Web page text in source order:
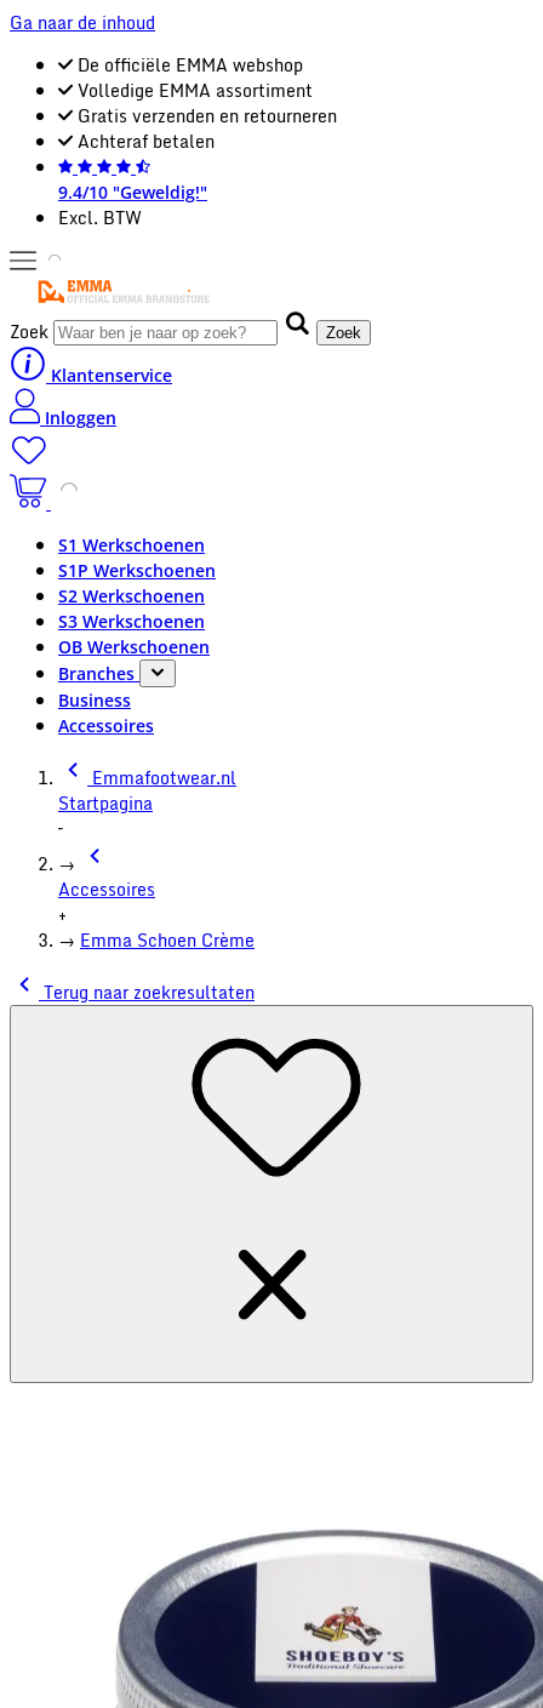
Ga naar de inhoud
De officiële EMMA webshop
Volledige EMMA assortiment
Gratis verzenden en retourneren
Achteraf betalen
9.4/10 "Geweldig!"
Excl. BTW
Zoek Zoek
Klantenservice
Inloggen
S1 Werkschoenen
S1P Werkschoenen
S2 Werkschoenen
S3 Werkschoenen
OB Werkschoenen
Branches
Business
Accessoires
Emmafootwear.nl
Startpagina
–
→
Accessoires
+
→ Emma Schoen Crème
Terug naar zoekresultaten